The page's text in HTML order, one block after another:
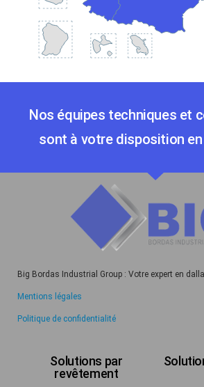
La Réunion
Nos équipes techniques et
sont à votre disposition
Big Bordas Industrial Group : Votre expert en
Mentions légales
Politique de confidentialité
Solutions par
revêtement